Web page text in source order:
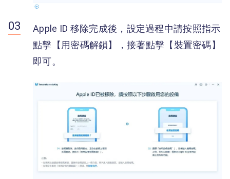
Apple ID 移除完成後，設定過程中請按照指示
點擊【用密碼解鎖】，接著點擊【裝置密碼】
即可。